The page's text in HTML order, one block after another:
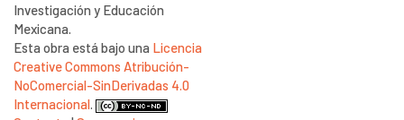
Investigación y Educación
Mexicana.
Esta obra está bajo una Licencia
Creative Commons Atribución-
NoComercial-SinDerivadas 4.0
Internacional.